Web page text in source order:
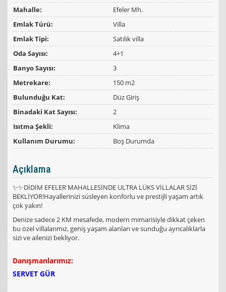
Mahalle:
Efeler Mh.
Emlak Türü:
Villa
Emlak Tipi:
Satılık villa
Oda Sayısı:
4+1
Banyo Sayısı:
3
Metrekare:
150 m2
Bulunduğu Kat:
Düz Giriş
Binadaki Kat Sayısı:
2
Isıtma Şekli:
Klima
Kullanım Durumu:
Boş Durumda
Açıklama
✨✨DİDİM EFELER MAHALLESİNDE ULTRA LÜKS VİLLALAR SİZİ
BEKLİYOR!Hayallerinizi süsleyen konforlu ve prestijli yaşam artık
çok yakın!
Denize sadece 2 KM mesafede, modern mimarisiyle dikkat çeken
bu özel villalarımız, geniş yaşam alanları ve sunduğu ayrıcalıklarla
sizi ve ailenizi bekliyor.
Danışmanlarımız:
SERVET GÜR